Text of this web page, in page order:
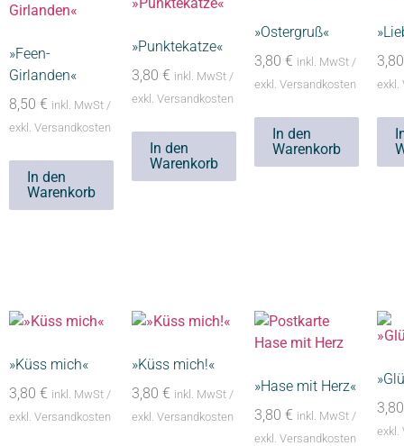
»Feen-
Girlanden«
8,50 € inkl. MwSt /
exkl. Versandkosten
In den
Warenkorb
»Punktekatze«
3,80 € inkl. MwSt /
exkl. Versandkosten
In den
Warenkorb
»Ostergruß«
3,80 € inkl. MwSt /
exkl. Versandkosten
In den
Warenkorb
exkl.
»Küss mich«
3,80 € inkl. MwSt /
exkl. Versandkosten
»Küss mich!«
3,80 € inkl. MwSt /
exkl. Versandkosten
»Hase mit Herz«
3,80 € inkl. MwSt /
exkl. Versandkosten
exkl.